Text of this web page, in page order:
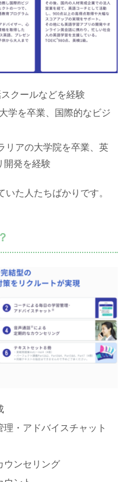
クールなどを経験
学を卒業、国際的なビジ
リアの大学院を卒業、英
開発を経験
た人たちばかりです。
・アドバイスチャット
ウンセリング